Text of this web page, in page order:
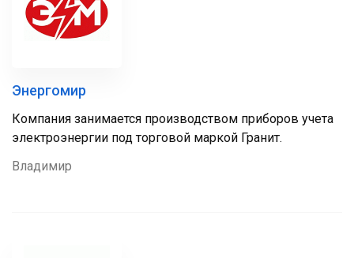
Энергомир
Компания занимается производством приборов учета
электроэнергии под торговой маркой Гранит.
Владимир